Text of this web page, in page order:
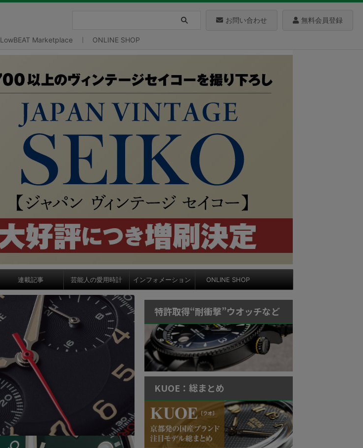
お問い合わせ 無料会員登録
LowBEAT Marketplace ONLINE SHOP
連載記事 芸能人の愛用時計 インフォメーション ONLINE SHOP
特許取得“耐衝撃”ウオッチなど
KUOE：総まとめ